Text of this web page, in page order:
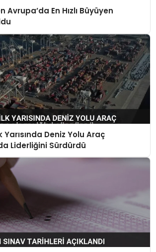
Avrupa’da En Hızlı Büyüyen
Yarısında Deniz Yolu Araç
Liderliğini Sürdürdü